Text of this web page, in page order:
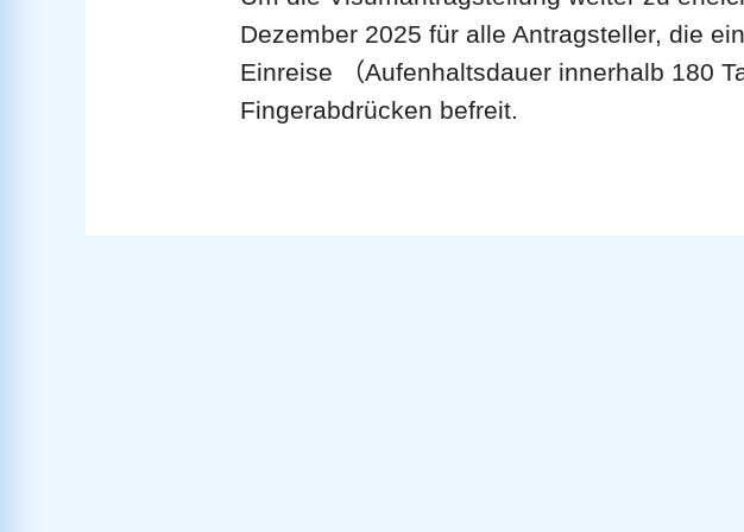
Dezember 2025 für alle Antragsteller, die
Einreise （Aufenhaltsdauer innerhalb 180
Fingerabdrücken befreit.